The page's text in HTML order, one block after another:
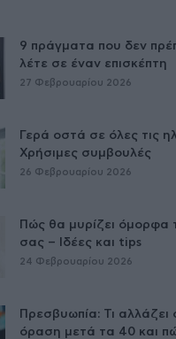
9 πράγματα που δεν
λέτε σε έναν επισκέπτη
27 Φεβρουαρίου 2026
Γερά οστά σε όλες τις
Χρήσιμες συμβουλές
26 Φεβρουαρίου 2026
Πώς θα μυρίζει όμορφα
σας – Ιδέες και tips
24 Φεβρουαρίου 2026
Πρεσβυωπία: Τι αλλάζει
όραση μετά τα 40 και